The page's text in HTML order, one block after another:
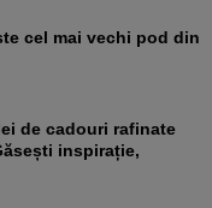
inspirație,